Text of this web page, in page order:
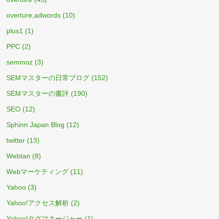
overture,adwords (10)
plus1 (1)
PPC (2)
semmoz (3)
SEMマスターの日常ブログ (152)
SEMマスターの書評 (190)
SEO (12)
Sphinn Japan Blog (12)
twitter (13)
Webtan (8)
Webマーケティング (11)
Yahoo (3)
Yahoo!アクセス解析 (2)